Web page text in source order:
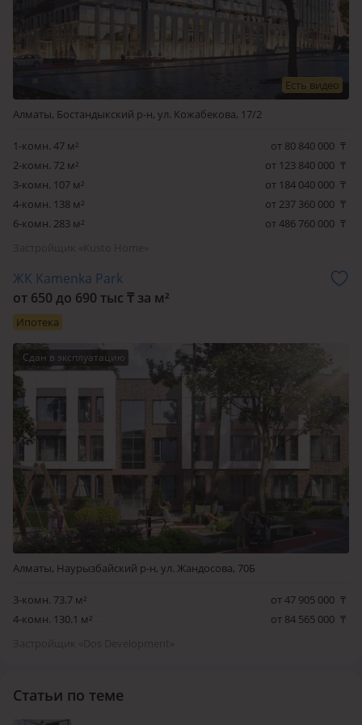
Детские дошкольные государственные и частные
учреждения, включая ясли-сады в количестве 5
Средние Школы № 81,69, и гимназия № 10, Физико-
математическая школа им. Жаутыкова, школа «BEST»;
Есть видео
Алматы, Бостандыкский р-н, ул. Кожабекова, 17/2
1-комн. 47 м² от 80 840 000 ₸
2-комн. 72 м²
от 123 840 000 ₸
3-комн. 107 м²
от 184 040 000 ₸
4-комн. 138 м²
от 237 360 000 ₸
6-комн. 283 м²
от 486 760 000 ₸
ЖК Kamenka Park
от 650 до 690 тыс ₸ за м²
Ипотека
Сдан в эксплуатацию
Алматы, Наурызбайский р-н, ул. Жандосова, 70Б
3-комн. 73.7 м² от 47 905 000 ₸
4-комн. 130.1 м²
от 84 565 000 ₸
Статьи по теме